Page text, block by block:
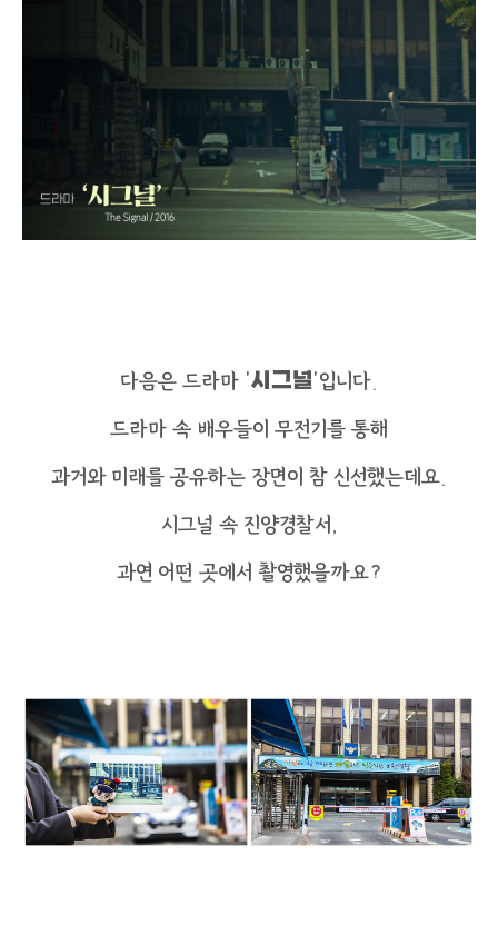
다음은 드라마 ‘시그널’입니다.
드라마 속 배우들이 무전기를 통해
과거와 미래를 공유하는 장면이 참 신선했는데요.
시그널 속 진양경찰서,
과연 어떤 곳에서 촬영했을까요?